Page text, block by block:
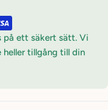
på ett säkert sätt. Vi
tillgång till din